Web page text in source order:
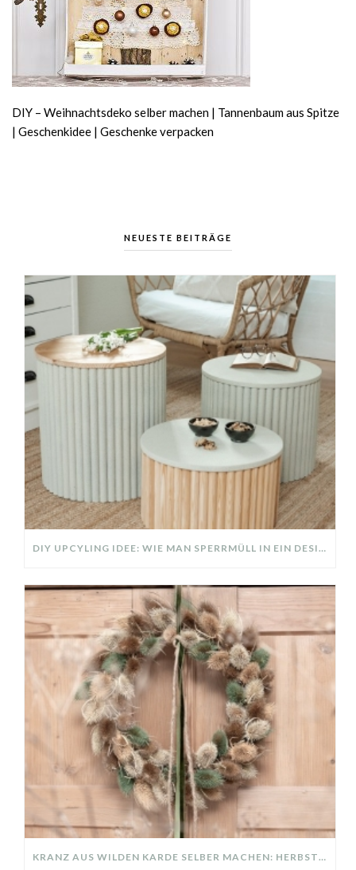
DIY – Weihnachtsdeko selber machen | Tannenbaum aus Spitze
| Geschenkidee | Geschenke verpacken
NEUESTE BEITRÄGE
DIY UPCYLING IDEE: WIE MAN SPERRMÜLL IN EIN DESIGNER TEIL VERWANDELT
KRANZ AUS WILDEN KARDE SELBER MACHEN: HERBSTDEKO GANZ EINFACH